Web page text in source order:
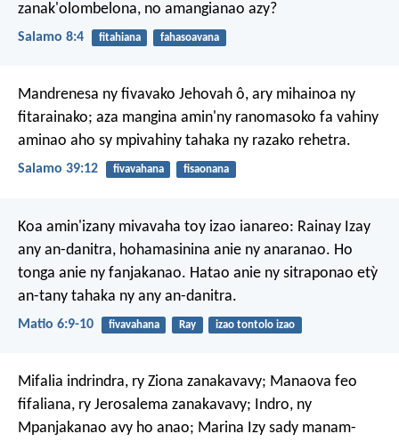
zanak'olombelona, no amangianao azy?
Salamo 8:4 fitahiana fahasoavana
Mandrenesa ny fivavako Jehovah ô, ary mihainoa ny
fitarainako; aza mangina amin'ny ranomasoko fa vahiny
aminao aho sy mpivahiny tahaka ny razako rehetra.
Salamo 39:12 fivavahana fisaonana
Koa amin'izany mivavaha toy izao ianareo: Rainay Izay
any an-danitra, hohamasinina anie ny anaranao. Ho
tonga anie ny fanjakanao. Hatao anie ny sitraponao etỳ
an-tany tahaka ny any an-danitra.
Matio 6:9-10 fivavahana Ray izao tontolo izao
Mifalia indrindra, ry Ziona zanakavavy; Manaova feo
fifaliana, ry Jerosalema zanakavavy; Indro, ny
Mpanjakanao avy ho anao; Marina Izy sady manam-